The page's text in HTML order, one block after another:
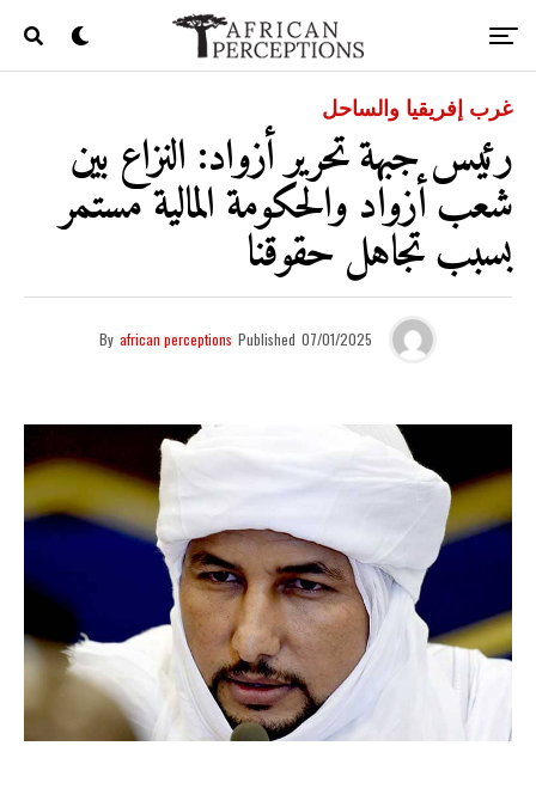
غرب إفريقيا والساحل
رئيس جبهة تحرير أزواد: النزاع بين
شعب أزواد والحكومة المالية مستمر
بسبب تجاهل حقوقنا
By african perceptions Published 07/01/2025